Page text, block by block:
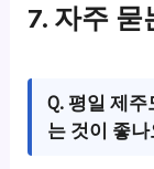
7. 자주 묻
Q. 평일 제
는 것이 좋나